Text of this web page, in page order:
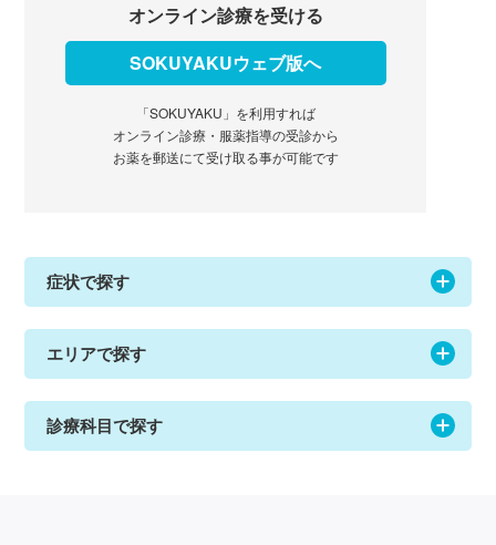
オンライン診療を受ける
SOKUYAKUウェブ版へ
「SOKUYAKU」を利用すれば
オンライン診療・服薬指導の受診から
お薬を郵送にて受け取る事が可能です
症状で探す
エリアで探す
診療科目で探す